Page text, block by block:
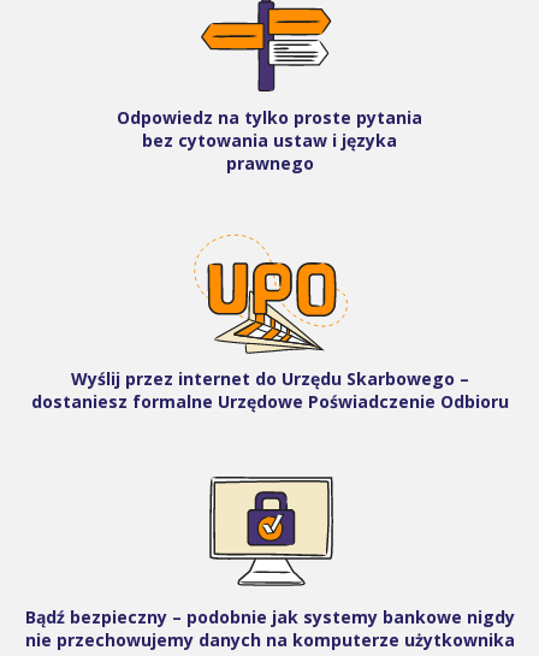
Odpowiedz na tylko proste pytania
bez cytowania ustaw i języka
prawnego
Wyślij przez internet do Urzędu Skarbowego –
dostaniesz formalne Urzędowe Poświadczenie Odbioru
Bądź bezpieczny – podobnie jak systemy bankowe nigdy
nie przechowujemy danych na komputerze użytkownika